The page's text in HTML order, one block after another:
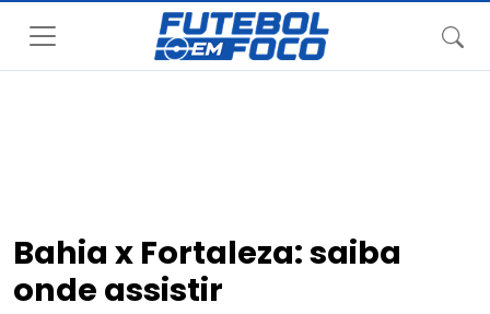
Bahia x Fortaleza: saiba
onde assistir